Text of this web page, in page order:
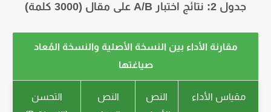
جدول 2: نتائج اختبار A/B على مقال (3000 كلمة)
مقارنة الأداء بين النسخة الأصلية والنسخة المُعاد
صياغتها
مقياس الأداء
النص
النص
التحسن